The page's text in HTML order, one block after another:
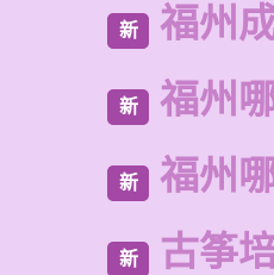
新 福州
新 福州
新 福州
新 古筝